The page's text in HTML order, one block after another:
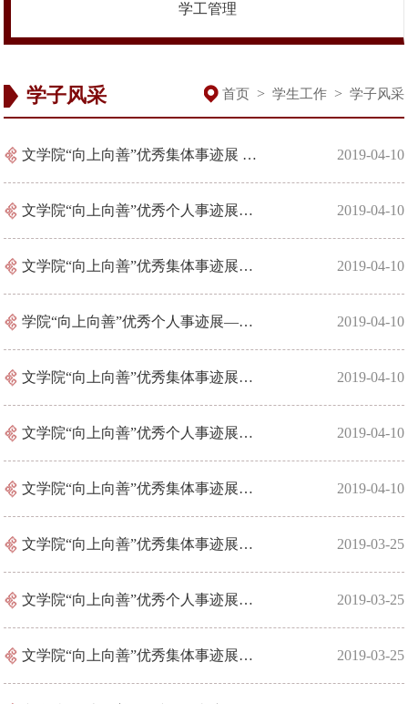
学工管理
学子风采 首页 > 学生工作 > 学子风采
文学院“向上向善”优秀集体事迹展 ——中文（师范）11702班 2019-04-10
文学院“向上向善”优秀个人事迹展——王艺博 2019-04-10
文学院“向上向善”优秀集体事迹展——中文（师范）11701班 2019-04-10
学院“向上向善”优秀个人事迹展——张毅 2019-04-10
文学院“向上向善”优秀集体事迹展——中文（师范）11602班 2019-04-10
文学院“向上向善”优秀个人事迹展——何佩淳 2019-04-10
文学院“向上向善”优秀集体事迹展——中文（师范）11601 2019-04-10
文学院“向上向善”优秀集体事迹展——中文11701班 2019-03-25
文学院“向上向善”优秀个人事迹展——孙桥 2019-03-25
文学院“向上向善”优秀集体事迹展——19B520 2019-03-25